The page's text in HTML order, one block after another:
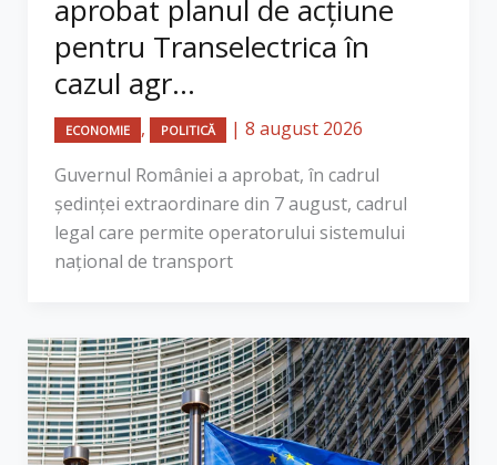
aprobat planul de acțiune
pentru Transelectrica în
cazul agr...
ECONOMIE , POLITICĂ | 8 august 2026
Guvernul României a aprobat, în cadrul
ședinței extraordinare din 7 august, cadrul
legal care permite operatorului sistemului
național de transport